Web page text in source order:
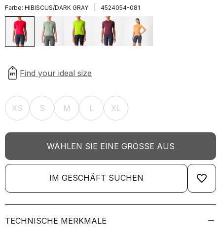
Farbe: HIBISCUS/DARK GRAY 4524054-081
XS S M L XL
WÄHLEN SIE EINE GRÖSSE AUS
IM GESCHÄFT SUCHEN favorite_border
TECHNISCHE MERKMALE